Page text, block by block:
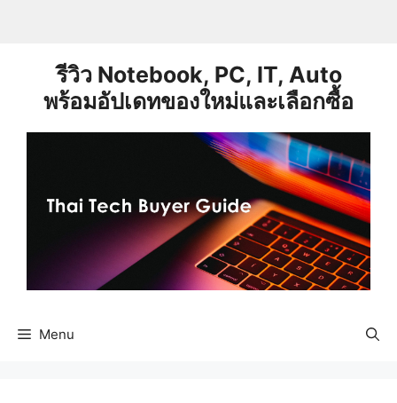
รีวิว Notebook, PC, IT, Auto
พร้อมอัปเดทของใหม่และเลือกซื้อ
Menu